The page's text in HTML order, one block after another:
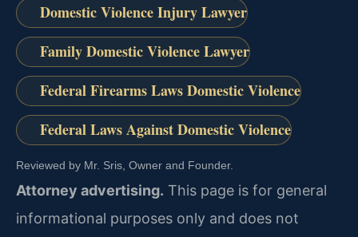
Domestic Violence Injury Lawyer
Family Domestic Violence Lawyer
Federal Firearms Laws Domestic Violence
Federal Laws Against Domestic Violence
Reviewed by Mr. Sris, Owner and Founder.
Attorney advertising. This page is for general
informational purposes only and does not